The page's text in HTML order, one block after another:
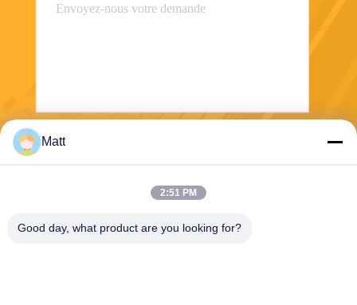
Matt
2:51 PM
Good day, what product are you looking for?